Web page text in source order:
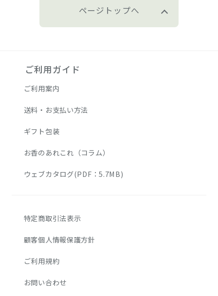
ページトップへ
ご利用ガイド
ご利用案内
送料・お支払い方法
ギフト包装
お香のあれこれ（コラム）
ウェブカタログ(PDF：5.7MB)
特定商取引法表示
顧客個人情報保護方針
ご利用規約
お問い合わせ